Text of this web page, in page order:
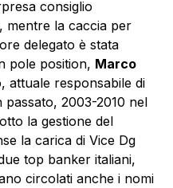
consiglio
mentre la caccia per
delegato è stata
pole position, Marco
attuale responsabile di
2003-2010 nel
la gestione del
la carica di Vice Dg
top banker italiani,
circolati anche i nomi